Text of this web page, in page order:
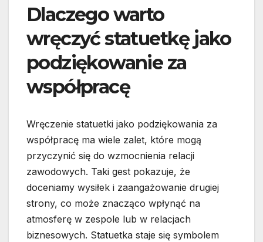
Dlaczego warto
wręczyć statuetkę jako
podziękowanie za
współpracę
Wręczenie statuetki jako podziękowania za
współpracę ma wiele zalet, które mogą
przyczynić się do wzmocnienia relacji
zawodowych. Taki gest pokazuje, że
doceniamy wysiłek i zaangażowanie drugiej
strony, co może znacząco wpłynąć na
atmosferę w zespole lub w relacjach
biznesowych. Statuetka staje się symbolem